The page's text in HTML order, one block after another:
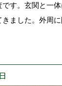
す。玄関と一
ました。外周